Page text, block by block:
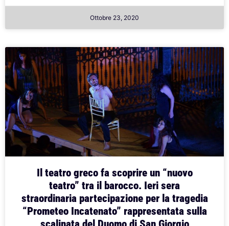
Ottobre 23, 2020
Il teatro greco fa scoprire un “nuovo
teatro” tra il barocco. Ieri sera
straordinaria partecipazione per la tragedia
“Prometeo Incatenato” rappresentata sulla